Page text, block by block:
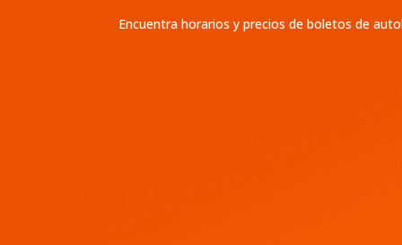
Encuentra horarios y precios de boletos de